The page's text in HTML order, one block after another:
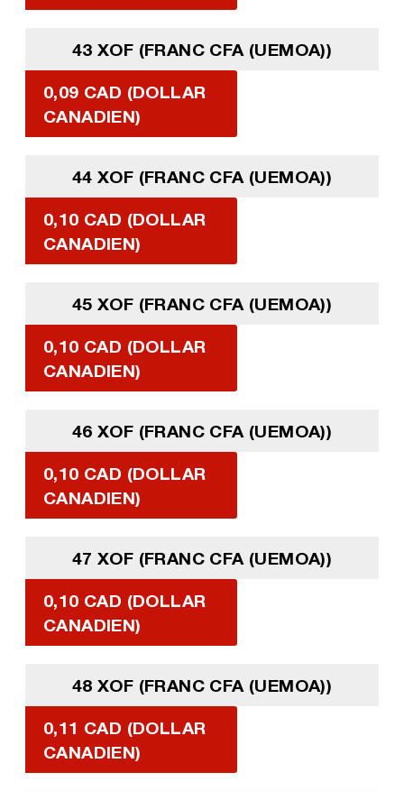
43 XOF (FRANC CFA (UEMOA))
0,09 CAD (DOLLAR
CANADIEN)
44 XOF (FRANC CFA (UEMOA))
0,10 CAD (DOLLAR
CANADIEN)
45 XOF (FRANC CFA (UEMOA))
0,10 CAD (DOLLAR
CANADIEN)
46 XOF (FRANC CFA (UEMOA))
0,10 CAD (DOLLAR
CANADIEN)
47 XOF (FRANC CFA (UEMOA))
0,10 CAD (DOLLAR
CANADIEN)
48 XOF (FRANC CFA (UEMOA))
0,11 CAD (DOLLAR
CANADIEN)